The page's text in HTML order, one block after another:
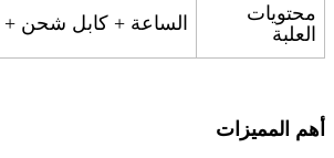
محتويات
العلبة
الساعة + كابل شحن +
أهم المميزات